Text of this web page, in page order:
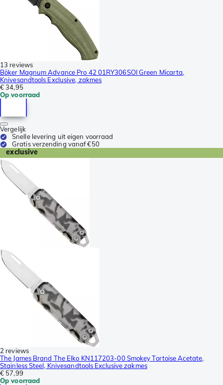
13 reviews
Böker Magnum Advance Pro 42 01RY306SOI Green Micarta,
Knivesandtools Exclusive, zakmes
€ 34,95
Op voorraad
Vergelijk
Snelle levering uit eigen voorraad
Gratis verzending vanaf €50
exclusive
2 reviews
The James Brand The Elko KN117203-00 Smokey Tortoise Acetate,
Stainless Steel, Knivesandtools Exclusive zakmes
€ 57,99
Op voorraad